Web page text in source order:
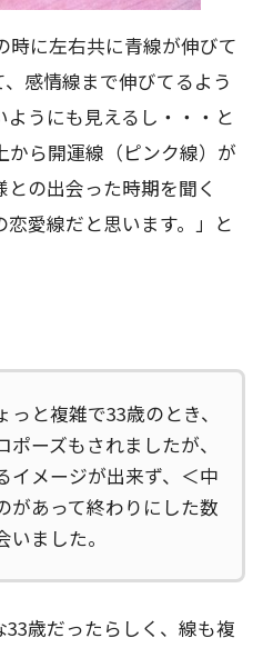
時に左右共に青線が伸びて
感情線まで伸びてるよう
うにも見えるし・・・と
ら開運線（ピンク線）が
の出会った時期を聞く
愛線だと思います。」と
と複雑で33歳のとき、
ーズもされましたが、
イメージが出来ず、＜中
があって終わりにした数
ました。
歳だったらしく、線も複